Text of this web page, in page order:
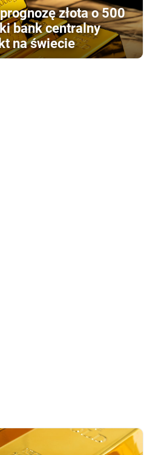
złota o 500
bank centralny
na świecie